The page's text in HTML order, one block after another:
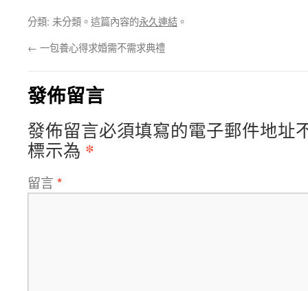
分類: 未分類。這篇內容的永久連結 。
← 一包養心得求婚需不需求典禮
發佈留言
發佈留言必須填寫的電子郵件地址
標示為 *
留言 *